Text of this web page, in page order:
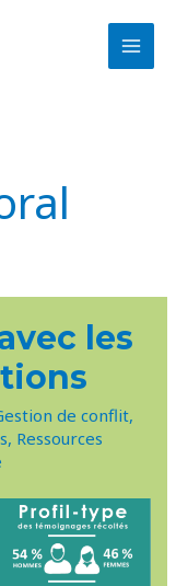
les
de conflit,
, Ressources